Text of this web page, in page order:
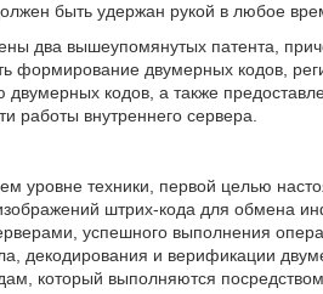
быть удержан рукой в любое
два вышеупомянутых патента,
формирование двумерных кодов,
кодов, а также
работы внутреннего сервера.
уровне техники, первой целью
штрих-кода для обмена
успешного выполнения
декодирования и верификации
который выполняются